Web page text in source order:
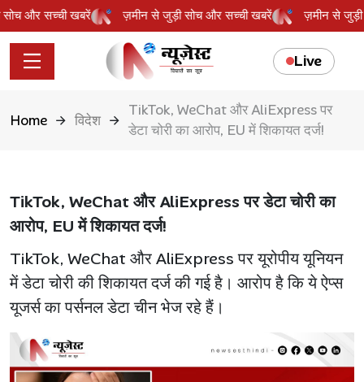
सोच और सच्ची खबरें ज़मीन से जुड़ी सोच और सच्ची खबरें ज़मीन से
Live
Home विदेश
TikTok, WeChat और AliExpress पर
डेटा चोरी का आरोप, EU में शिकायत दर्ज!
TikTok, WeChat और AliExpress पर डेटा चोरी का
आरोप, EU में शिकायत दर्ज!
TikTok, WeChat और AliExpress पर यूरोपीय यूनियन
में डेटा चोरी की शिकायत दर्ज की गई है। आरोप है कि ये ऐप्स
यूजर्स का पर्सनल डेटा चीन भेज रहे हैं।